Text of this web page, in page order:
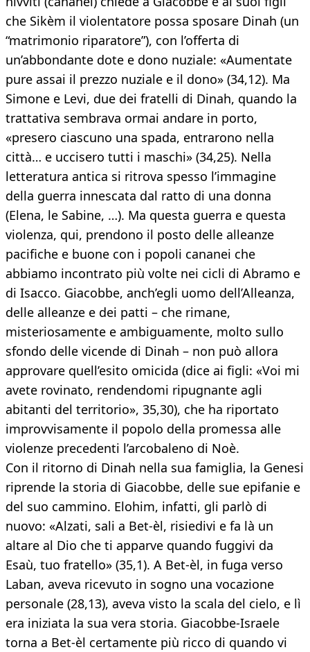
che Sikèm il violentatore possa sposare Dinah (un
“matrimonio riparatore”), con l’offerta di
un’abbondante dote e dono nuziale: «Aumentate
pure assai il prezzo nuziale e il dono» (34,12). Ma
Simone e Levi, due dei fratelli di Dinah, quando la
trattativa sembrava ormai andare in porto,
«presero ciascuno una spada, entrarono nella
città… e uccisero tutti i maschi» (34,25). Nella
letteratura antica si ritrova spesso l’immagine
della guerra innescata dal ratto di una donna
(Elena, le Sabine, …). Ma questa guerra e questa
violenza, qui, prendono il posto delle alleanze
pacifiche e buone con i popoli cananei che
abbiamo incontrato più volte nei cicli di Abramo e
di Isacco. Giacobbe, anch’egli uomo dell’Alleanza,
delle alleanze e dei patti – che rimane,
misteriosamente e ambiguamente, molto sullo
sfondo delle vicende di Dinah – non può allora
approvare quell’esito omicida (dice ai figli: «Voi mi
avete rovinato, rendendomi ripugnante agli
abitanti del territorio», 35,30), che ha riportato
improvvisamente il popolo della promessa alle
violenze precedenti l’arcobaleno di Noè.
Con il ritorno di Dinah nella sua famiglia, la Genesi
riprende la storia di Giacobbe, delle sue epifanie e
del suo cammino. Elohim, infatti, gli parlò di
nuovo: «Alzati, sali a Bet-èl, risiedivi e fa là un
altare al Dio che ti apparve quando fuggivi da
Esaù, tuo fratello» (35,1). A Bet-èl, in fuga verso
Laban, aveva ricevuto in sogno una vocazione
personale (28,13), aveva visto la scala del cielo, e lì
era iniziata la sua vera storia. Giacobbe-Israele
torna a Bet-èl certamente più ricco di quando vi